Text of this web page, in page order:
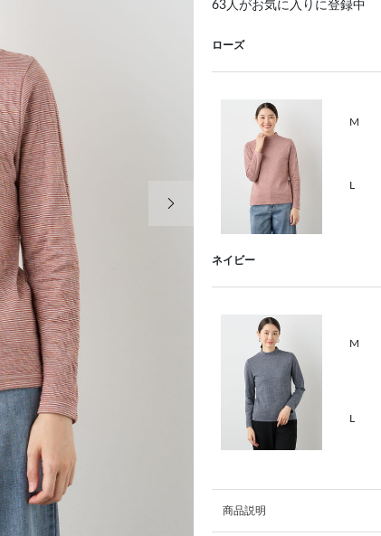
63人がお気に入りに登録中
ローズ
M
L
ネイビー
M
L
商品説明